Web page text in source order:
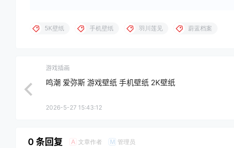
5K壁纸 手机壁纸 羽川莲见 蔚蓝档案
游戏插画
鸣潮 爱弥斯 游戏壁纸 手机壁纸 2K壁纸
2026-5-27 15:43:12
0 条回复 A 文章作者 M 管理员